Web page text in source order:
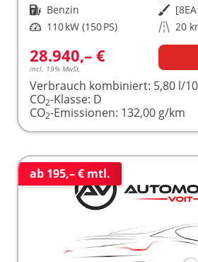
Kraftstoff Benzin Außenfarbe
Leistung 110 kW (150 PS) Kilometerstand 20
28.940,– €
incl. 19% MwSt.
Verbrauch kombiniert: 5,80 l/
CO2-Klasse: D
CO2-Emissionen: 132,00 g/km
ab 195,– € mtl.